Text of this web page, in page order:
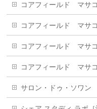
コアフィールド マサ
コアフィールド マサ
コアフィールド マサ
コアフィールド マサ
サロン・ドゥ・ソワン